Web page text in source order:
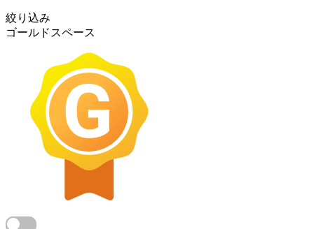
絞り込み
ゴールドスペース